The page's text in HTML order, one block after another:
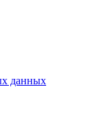
данных